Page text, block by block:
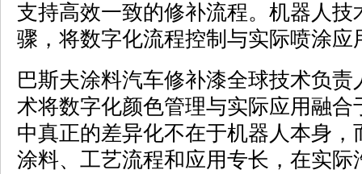
支持高效一致的修补流程。机器人
骤，将数字化流程控制与实际喷涂应
巴斯夫涂料汽车修补漆全球技术负责
术将数字化颜色管理与实际应用融
中真正的差异化不在于机器人本身
涂料、工艺流程和应用专长，在实际